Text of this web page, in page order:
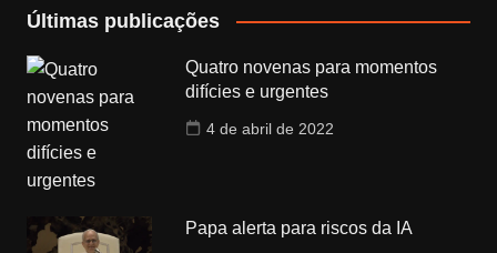
Últimas publicações
Quatro novenas para momentos
difícies e urgentes
4 de abril de 2022
Papa alerta para riscos da IA